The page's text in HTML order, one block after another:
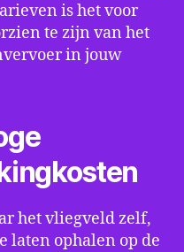
is het voor
te zijn van het
in jouw
het vliegveld zelf,
laten ophalen op de